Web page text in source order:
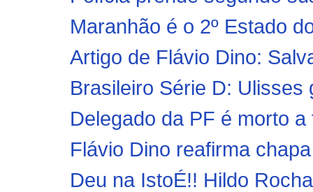
Maranhão é o 2º Estado
Artigo de Flávio Dino:
Brasileiro Série D:
Delegado da PF é morto
Flávio Dino reafirma
Deu na IstoÉ!! Hildo